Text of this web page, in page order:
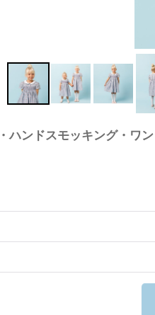
ハンドスモッキング・ワ